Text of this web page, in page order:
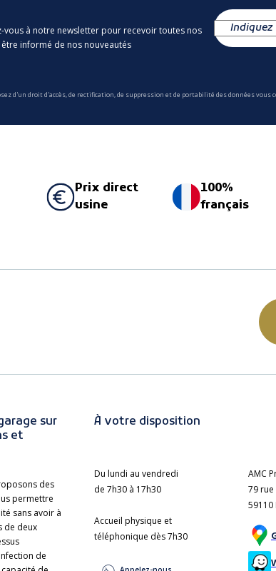
vous à notre newsletter pour recevoir toutes nos
informé de nos nouveautés
d'un droit d'accès, de rectification, de suppression et de portabilité des données
Prix direct
usine
100%
français
sur
et
des
permettre
sans avoir à
de deux
de
À votre disposition
Du lundi au vendredi
de 7h30 à 17h30
Accueil physique et
téléphonique dès 7h30
AMC
79 rue
59110